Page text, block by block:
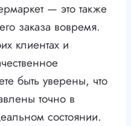
— это также
заказа вовремя.
клиентах и
быть уверены, что
точно в
состоянии.